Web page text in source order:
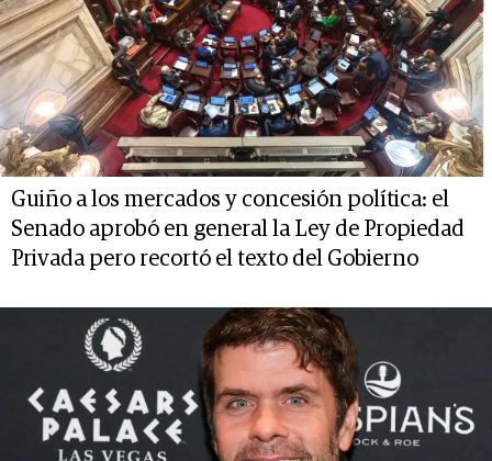
Guiño a los mercados y concesión política: el
Senado aprobó en general la Ley de Propiedad
Privada pero recortó el texto del Gobierno